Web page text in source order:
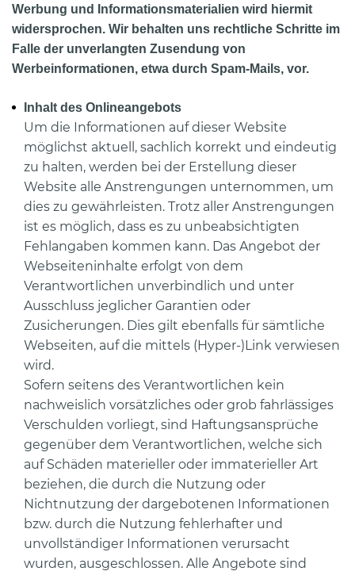
Werbung und Informationsmaterialien wird hiermit
widersprochen. Wir behalten uns rechtliche Schritte im
Falle der unverlangten Zusendung von
Werbeinformationen, etwa durch Spam-Mails, vor.
Inhalt des Onlineangebots
Um die Informationen auf dieser Website
möglichst aktuell, sachlich korrekt und eindeutig
zu halten, werden bei der Erstellung dieser
Website alle Anstrengungen unternommen, um
dies zu gewährleisten. Trotz aller Anstrengungen
ist es möglich, dass es zu unbeabsichtigten
Fehlangaben kommen kann. Das Angebot der
Webseiteninhalte erfolgt von dem
Verantwortlichen unverbindlich und unter
Ausschluss jeglicher Garantien oder
Zusicherungen. Dies gilt ebenfalls für sämtliche
Webseiten, auf die mittels (Hyper-)Link verwiesen
wird.
Sofern seitens des Verantwortlichen kein
nachweislich vorsätzliches oder grob fahrlässiges
Verschulden vorliegt, sind Haftungsansprüche
gegenüber dem Verantwortlichen, welche sich
auf Schäden materieller oder immaterieller Art
beziehen, die durch die Nutzung oder
Nichtnutzung der dargebotenen Informationen
bzw. durch die Nutzung fehlerhafter und
unvollständiger Informationen verursacht
wurden, ausgeschlossen. Alle Angebote sind